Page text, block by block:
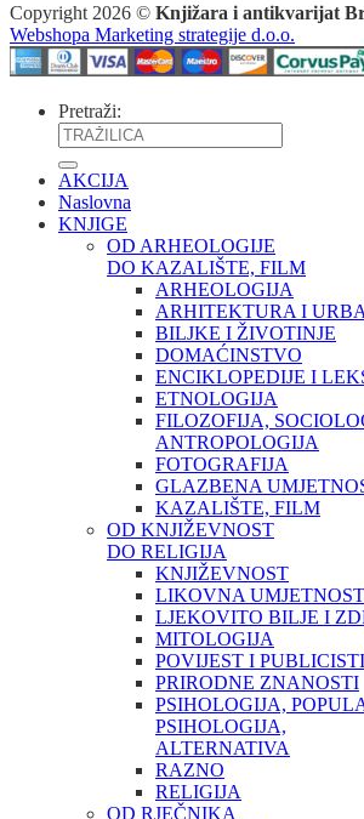
Copyright 2026 © Knjižara i antikvarijat
Webshopa Marketing strategije d.o.o.
Pretraži:
AKCIJA
Naslovna
KNJIGE
OD ARHEOLOGIJE
DO KAZALIŠTE, FILM
ARHEOLOGIJA
ARHITEKTURA I
BILJKE I ŽIVOTINJE
DOMAĆINSTVO
ENCIKLOPEDIJE I
ETNOLOGIJA
FILOZOFIJA,
ANTROPOLOGIJA
FOTOGRAFIJA
GLAZBENA
KAZALIŠTE, FILM
OD KNJIŽEVNOST
DO RELIGIJA
KNJIŽEVNOST
LIKOVNA UMJETNOST
LJEKOVITO BILJE I
MITOLOGIJA
POVIJEST I
PRIRODNE ZNANOSTI
PSIHOLOGIJA,
PSIHOLOGIJA,
ALTERNATIVA
RAZNO
RELIGIJA
OD RJEČNIKA